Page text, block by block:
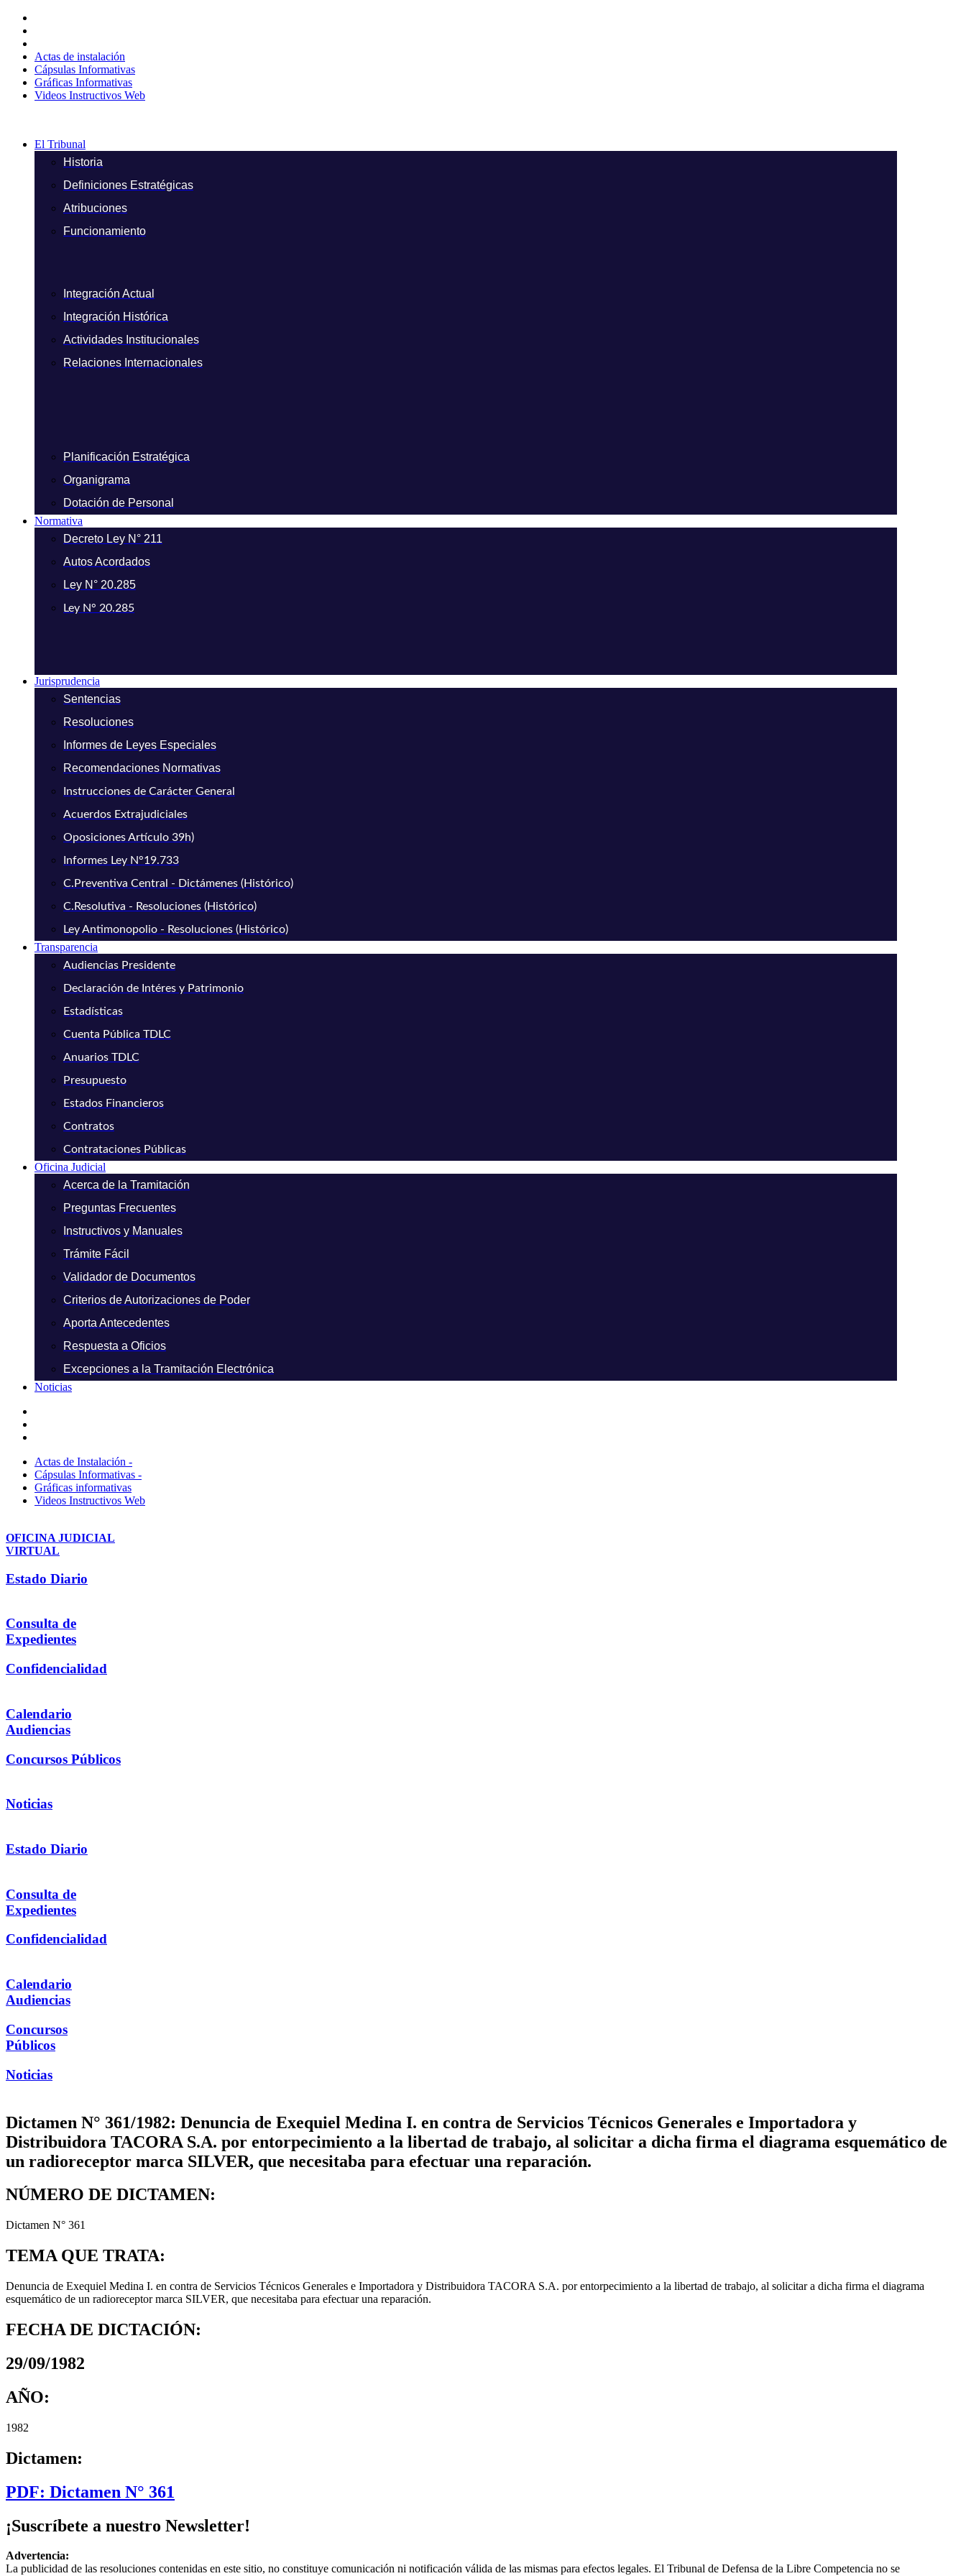
contenido
Actas de instalación
Cápsulas Informativas
Gráficas Informativas
Videos Instructivos Web
El Tribunal
Historia
Definiciones Estratégicas
Atribuciones
Funcionamiento
Integración Actual
Integración Histórica
Actividades Institucionales
Relaciones Internacionales
Planificación Estratégica
Organigrama
Dotación de Personal
Normativa
Decreto Ley N° 211
Autos Acordados
Ley N° 20.285
Ley N° 20.285
Jurisprudencia
Sentencias
Resoluciones
Informes de Leyes Especiales
Recomendaciones Normativas
Instrucciones de Carácter General
Acuerdos Extrajudiciales
Oposiciones Artículo 39h)
Informes Ley N°19.733
C.Preventiva Central - Dictámenes (Histórico)
C.Resolutiva - Resoluciones (Histórico)
Ley Antimonopolio - Resoluciones (Histórico)
Transparencia
Audiencias Presidente
Declaración de Intéres y Patrimonio
Estadísticas
Cuenta Pública TDLC
Anuarios TDLC
Presupuesto
Estados Financieros
Contratos
Contrataciones Públicas
Oficina Judicial
Acerca de la Tramitación
Preguntas Frecuentes
Instructivos y Manuales
Trámite Fácil
Validador de Documentos
Criterios de Autorizaciones de Poder
Aporta Antecedentes
Respuesta a Oficios
Excepciones a la Tramitación Electrónica
Noticias
Actas de Instalación -
Cápsulas Informativas -
Gráficas informativas
Videos Instructivos Web
OFICINA JUDICIAL
VIRTUAL
Estado Diario
Consulta de
Expedientes
Confidencialidad
Calendario
Audiencias
Concursos Públicos
Noticias
Estado Diario
Consulta de
Expedientes
Confidencialidad
Calendario
Audiencias
Concursos
Públicos
Noticias
Dictamen N° 361/1982: Denuncia de Exequiel Medina I. en contra de Servicios Técnicos Generales e Importadora y
Distribuidora TACORA S.A. por entorpecimiento a la libertad de trabajo, al solicitar a dicha firma el diagrama esquemático de
un radioreceptor marca SILVER, que necesitaba para efectuar una reparación.
NÚMERO DE DICTAMEN:
Dictamen N° 361
TEMA QUE TRATA:
Denuncia de Exequiel Medina I. en contra de Servicios Técnicos Generales e Importadora y Distribuidora TACORA S.A. por entorpecimiento a la libertad de trabajo, al solicitar a dicha firma el diagrama
esquemático de un radioreceptor marca SILVER, que necesitaba para efectuar una reparación.
FECHA DE DICTACIÓN:
29/09/1982
AÑO:
1982
Dictamen:
PDF: Dictamen N° 361
¡Suscríbete a nuestro Newsletter!
Advertencia:
La publicidad de las resoluciones contenidas en este sitio, no constituye comunicación ni notificación válida de las mismas para efectos legales. El Tribunal de Defensa de la Libre Competencia no se